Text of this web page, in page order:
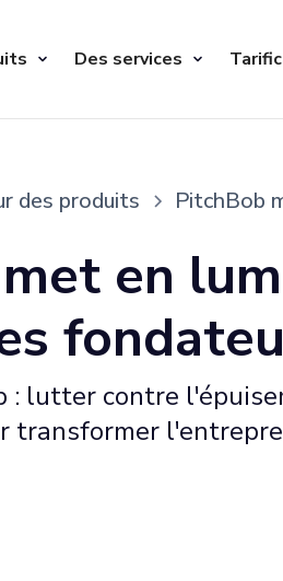
Des services
des produits PitchBob
en
: lutter contre
transformer